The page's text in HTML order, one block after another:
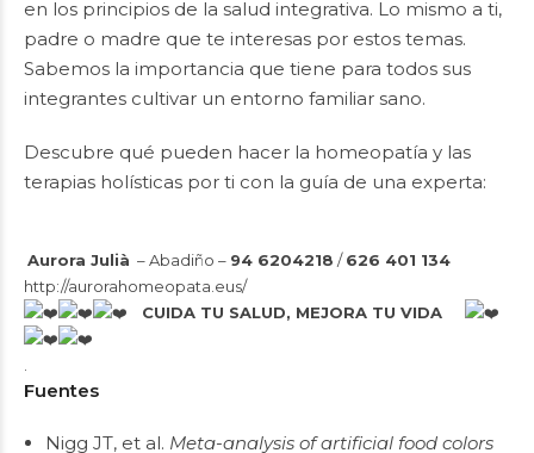
en los principios de la salud integrativa. Lo mismo a ti,
padre o madre que te interesas por estos temas.
Sabemos la importancia que tiene para todos sus
integrantes cultivar un entorno familiar sano.
Descubre qué pueden hacer la homeopatía y las
terapias holísticas por ti con la guía de una experta:
Aurora Julià – Abadiño – 94 6204218 /626 401 134
http://aurorahomeopata.eus/
CUIDA TU SALUD, MEJORA TU VIDA
Fuentes
Nigg JT, et al. Meta-analysis of artificial food colors